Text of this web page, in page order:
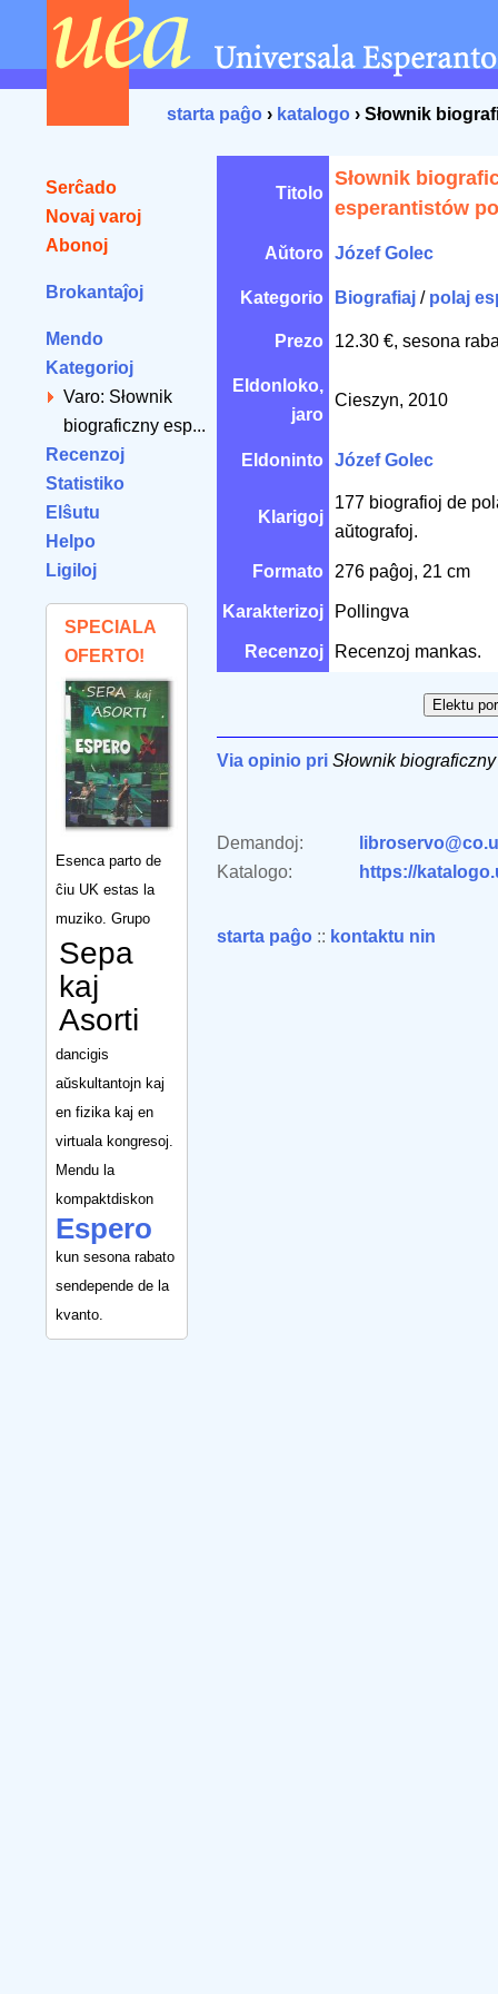
starta paĝo › katalogo › Słownik
Serĉado
Novaj varoj
Abonoj
Brokantaĵoj
Mendo
Kategorioj
Varo: Słownik
biograficzny esp...
Recenzoj
Statistiko
Elŝutu
Helpo
Ligiloj
SPECIALA
OFERTO!
Esenca parto de
ĉiu UK estas la
muziko. Grupo
Sepa
kaj
Asorti
dancigis
aŭskultantojn kaj
en fizika kaj en
virtuala kongresoj.
Mendu la
kompaktdiskon
Espero
kun sesona rabato
sendepende de la
kvanto.
Titolo
Słownik
esperantistów
Aŭtoro Józef Golec
Kategorio Biografiaj / polaj
Prezo 12.30 €, sesona
Eldonloko,
jaro
Cieszyn, 2010
Eldoninto Józef Golec
Klarigoj
177 biografioj de
aŭtografoj.
Formato 276 paĝoj, 21 cm
Karakterizoj Pollingva
Recenzoj Recenzoj mankas.
Via opinio pri Słownik
Demandoj:
Katalogo:
https://
starta paĝo :: kontaktu nin